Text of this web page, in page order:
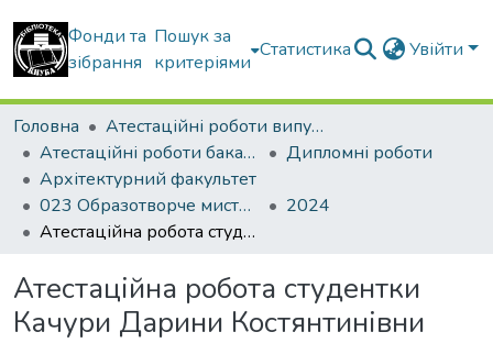
Фонди та
зібрання
Пошук за
критеріями
Статистика Увійти
Головна
Атестаційні роботи випускників
Атестаційні роботи бакалаврів
Дипломні роботи
Архітектурний факультет
023 Образотворче мистецтво, декор. мистецтво, реставрація
2024
Атестаційна робота студентки Качури Дарини Костянтинівни
Атестаційна робота студентки
Качури Дарини Костянтинівни